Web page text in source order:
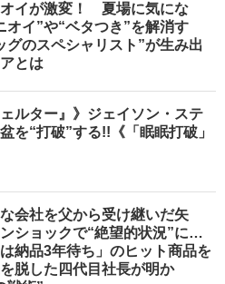
イが激変！ 夏場に気にな
オイ”や“ベタつき”を解消す
グのスペシャリスト”が生み出
とは
ェルター』》ジェイソン・ステ
を“打破”する!!《「眠眠打破」
会社を父から受け継いだ矢
ショックで“絶望的状況”に…
納品3年待ち」のヒット商品を
脱した四代目社長が明か